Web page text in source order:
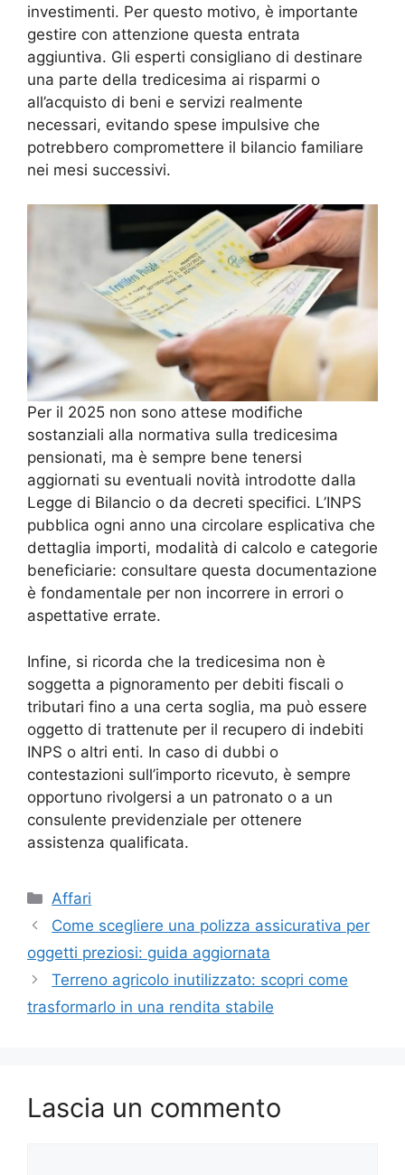
investimenti. Per questo motivo, è importante
gestire con attenzione questa entrata
aggiuntiva. Gli esperti consigliano di destinare
una parte della tredicesima ai risparmi o
all’acquisto di beni e servizi realmente
necessari, evitando spese impulsive che
potrebbero compromettere il bilancio familiare
nei mesi successivi.
Per il 2025 non sono attese modifiche
sostanziali alla normativa sulla tredicesima
pensionati, ma è sempre bene tenersi
aggiornati su eventuali novità introdotte dalla
Legge di Bilancio o da decreti specifici. L’INPS
pubblica ogni anno una circolare esplicativa che
dettaglia importi, modalità di calcolo e categorie
beneficiarie: consultare questa documentazione
è fondamentale per non incorrere in errori o
aspettative errate.
Infine, si ricorda che la tredicesima non è
soggetta a pignoramento per debiti fiscali o
tributari fino a una certa soglia, ma può essere
oggetto di trattenute per il recupero di indebiti
INPS o altri enti. In caso di dubbi o
contestazioni sull’importo ricevuto, è sempre
opportuno rivolgersi a un patronato o a un
consulente previdenziale per ottenere
assistenza qualificata.
Categorie
Affari
Come scegliere una polizza assicurativa per
oggetti preziosi: guida aggiornata
Terreno agricolo inutilizzato: scopri come
trasformarlo in una rendita stabile
Lascia un commento